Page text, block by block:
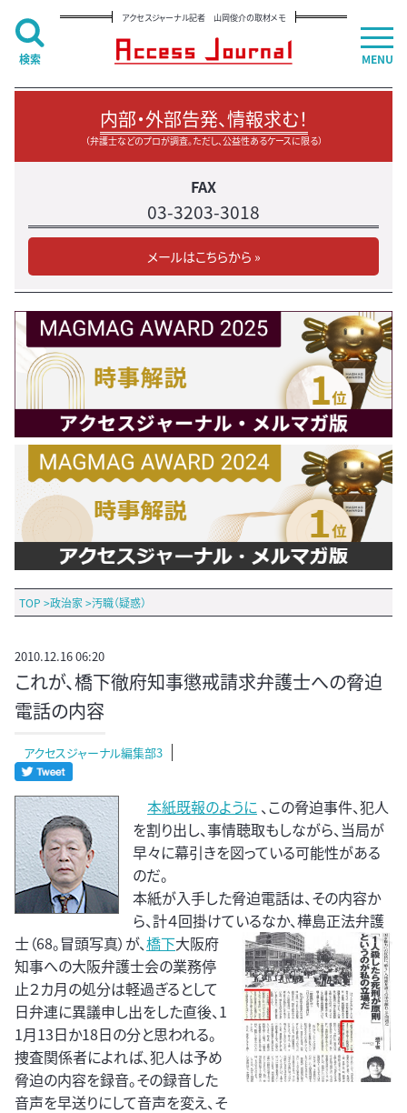
アクセスジャーナル記者 山岡俊介の取材メモ
内部・外部告発、情報求む！
（弁護士などのプロが調査。ただし、公益性あるケースに限る）
FAX
03-3203-3018
メールはこちらから »
TOP >政治家 >汚職（疑惑）
2010.12.16 06:20
これが、橋下徹府知事懲戒請求弁護士への脅迫
電話の内容
アクセスジャーナル編集部3
本紙既報のように 、この脅迫事件、犯人
を割り出し、事情聴取もしながら、当局が
早々に幕引きを図っている可能性がある
のだ。
本紙が入手した脅迫電話は、その内容か
ら、計４回掛けているなか、樺島正法弁護
士（68。冒頭写真） が、橋下大阪府
知事への大阪弁護士会の業務停
止２カ月の処分は軽過ぎるとして
日弁連に異議申し出をした直後、1
1月13日か18日の分と思われる。
捜査関係者によれば、犯人は予め
脅迫の内容を録音。その録音した
音声を早送りにして音声を変え、そ
MENU
検索